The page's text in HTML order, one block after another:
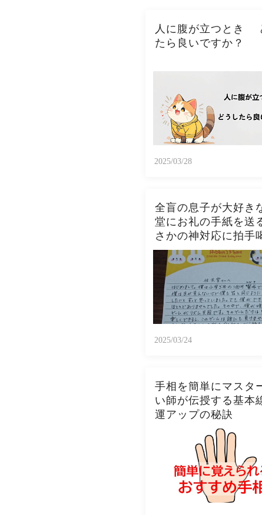
人に腹が立つとき
たら良いですか？
2025/03/28
全盲の息子が大好き
堂にお礼の手紙を送
さかの神対応に拍手
2025/03/24
手相を簡単にマスタ
い師が伝授する基本
運アップの秘訣